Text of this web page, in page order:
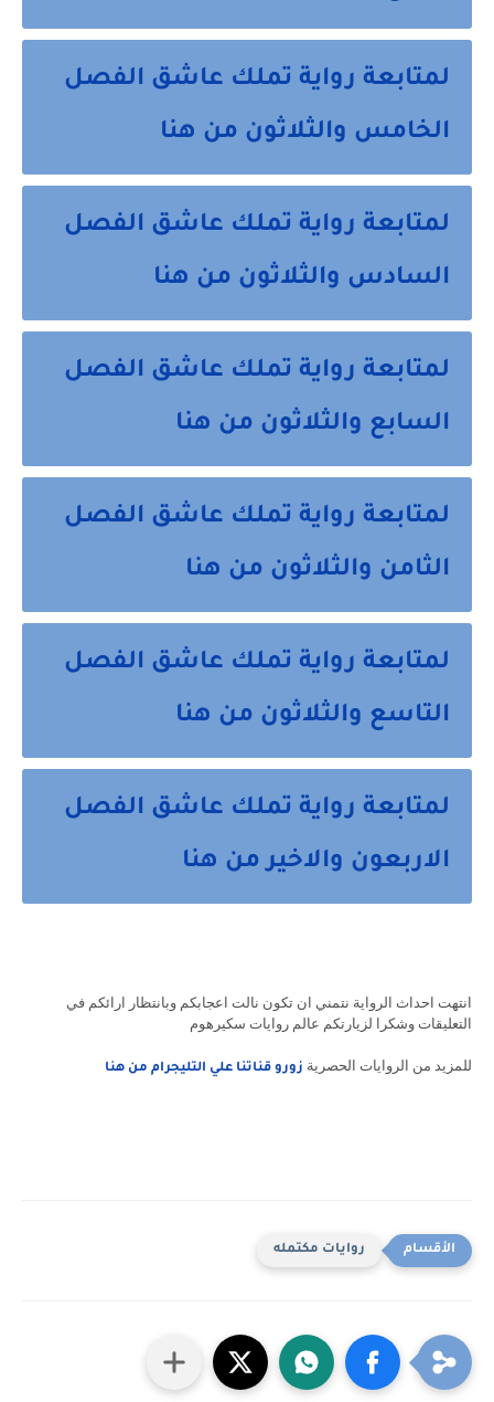
لمتابعة رواية تملك عاشق الفصل
الخامس والثلاثون من هنا
لمتابعة رواية تملك عاشق الفصل
السادس والثلاثون من هنا
لمتابعة رواية تملك عاشق الفصل
السابع والثلاثون من هنا
لمتابعة رواية تملك عاشق الفصل
الثامن والثلاثون من هنا
لمتابعة رواية تملك عاشق الفصل
التاسع والثلاثون من هنا
لمتابعة رواية تملك عاشق الفصل
الاربعون والاخير من هنا
انتهت احداث الرواية نتمني ان تكون نالت اعجابكم وبانتظار ارائكم في
التعليقات وشكرا لزيارتكم عالم روايات سكيرهوم
للمزيد من الروايات الحصرية زورو قناتنا علي التليجرام من هنا
روايات مكتمله